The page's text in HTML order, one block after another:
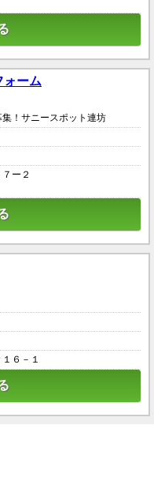
ーム
！サニースポット連坊
ー２
６－１